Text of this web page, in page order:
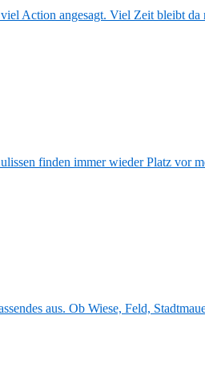
Action angesagt. Viel Zeit bleibt
finden immer wieder Platz vor
aus. Ob Wiese, Feld,